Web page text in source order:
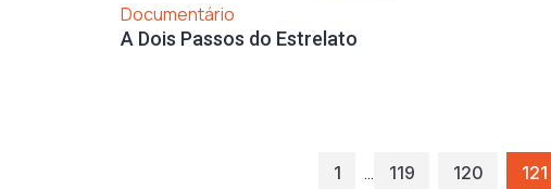
Documentário
A Dois Passos do Estrelato
1 … 119 120 121